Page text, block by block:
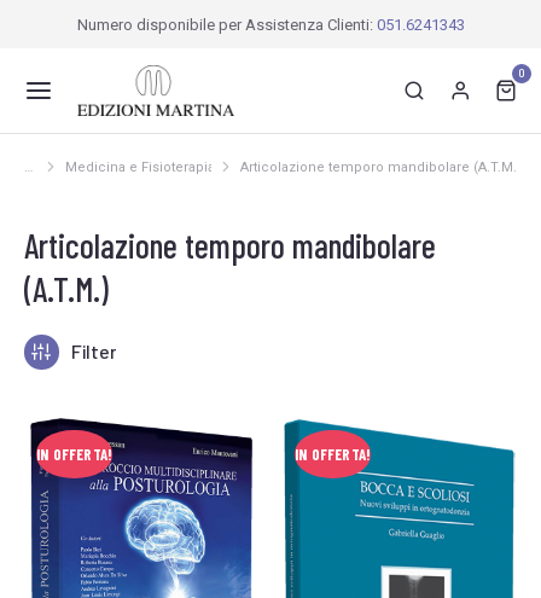
Numero disponibile per Assistenza Clienti: 051.6241343
0
Articolazione temporo mandibolare
(A.T.M.)
Filter
Tu sei qui:Medicina e Fisioterapia Articolazione temporo mandibolare (A.T.M.)
IN OFFERTA! IN OFFERTA!